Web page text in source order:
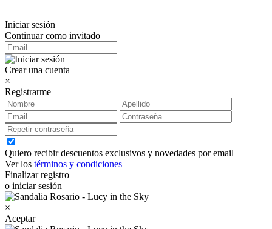
Iniciar sesión
Continuar como invitado
Crear una cuenta
×
Registrarme
Quiero recibir descuentos exclusivos y novedades por email
Ver los términos y condiciones
Finalizar registro
o iniciar sesión
×
Aceptar